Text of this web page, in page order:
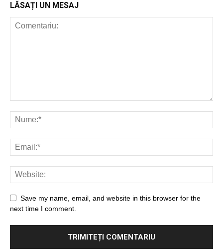
LĂSAȚI UN MESAJ
Save my name, email, and website in this browser for the
next time I comment.